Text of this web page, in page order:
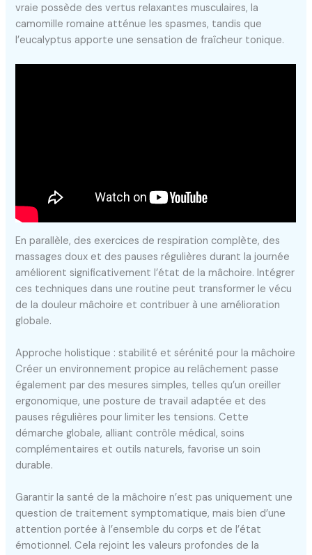
vraie possède des vertus relaxantes musculaires, la
camomille romaine atténue les spasmes, tandis que
l’eucalyptus apporte une sensation de fraîcheur tonique.
En parallèle, des exercices de respiration complète, des
massages doux et des pauses régulières durant la journée
améliorent significativement l’état de la mâchoire. Intégrer
ces techniques dans une routine peut transformer le vécu
de la douleur mâchoire et contribuer à une amélioration
globale.
Approche holistique : stabilité et sérénité pour la mâchoire
Créer un environnement propice au relâchement passe
également par des mesures simples, telles qu’un oreiller
ergonomique, une posture de travail adaptée et des
pauses régulières pour limiter les tensions. Cette
démarche globale, alliant contrôle médical, soins
complémentaires et outils naturels, favorise un soin
durable.
Garantir la santé de la mâchoire n’est pas uniquement une
question de traitement symptomatique, mais bien d’une
attention portée à l’ensemble du corps et de l’état
émotionnel. Cela rejoint les valeurs profondes de la